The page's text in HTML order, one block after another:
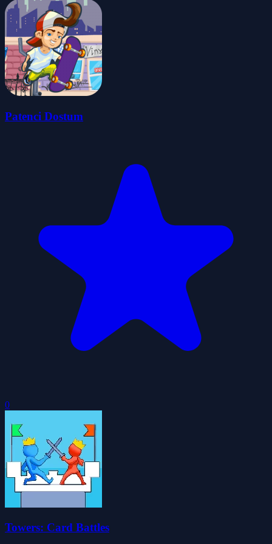
Patenci Dostum
0
Towers: Card Battles